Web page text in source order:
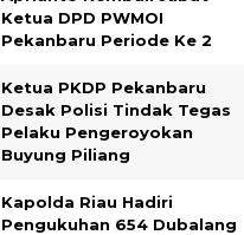
Ketua DPD PWMOI
Pekanbaru Periode Ke 2
Ketua PKDP Pekanbaru
Desak Polisi Tindak Tegas
Pelaku Pengeroyokan
Buyung Piliang
Kapolda Riau Hadiri
Pengukuhan 654 Dubalang